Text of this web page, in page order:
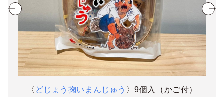
〈 どじょう掬いまんじゅう 〉9個入（かご付）